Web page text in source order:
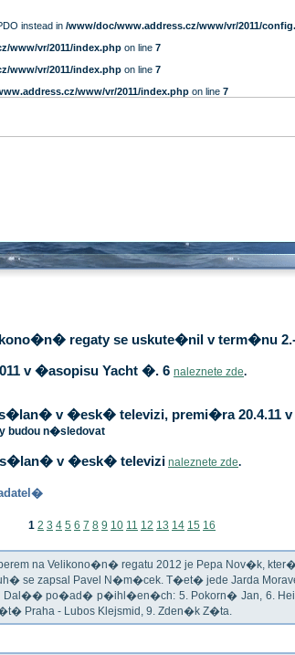
instead in /www/doc/www.address.cz/www/vr/2011/
www/vr/2011/index.php on line 7
www/vr/2011/index.php on line 7
www/vr/2011/index.php on line 7
regaty se uskute�nil v term�nu 2.-
v �asopisu Yacht �. 6 naleznete zde.
v �esk� televizi, premi�ra 20.4.11 v
budou n�sledovat
v �esk� televizi naleznete zde.
1 2 3 4 5 6 7 8 9 10 11 12 13 14 15 16
na Velikono�n� regatu 2012 je Pepa Nov�k, kter�
se zapsal Pavel N�m�cek. T�et� jede Jarda
Dal�� po�ad� p�ihl�en�ch: 5. Pokorn� Jan, 6.
Praha - Lubos Klejsmid, 9. Zden�k Z�ta.